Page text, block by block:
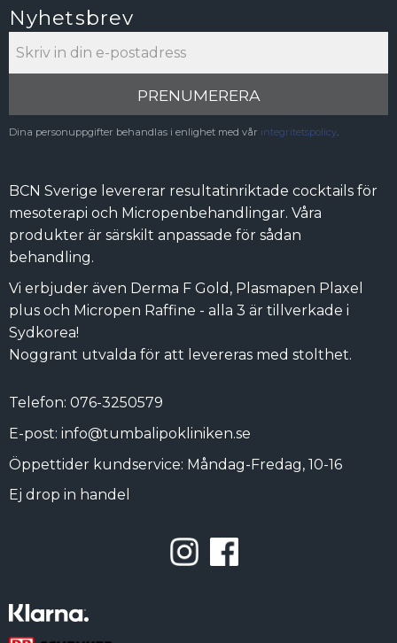
Nyhetsbrev
PRENUMERERA
Dina personuppgifter behandlas i enlighet med vår integritetspolicy.
BCN Sverige levererar resultatinriktade cocktails för
mesoterapi och Micropenbehandlingar. Våra
produkter är särskilt anpassade för sådan
behandling.
Vi erbjuder även Derma F Gold, Plasmapen Plaxel
plus och Micropen Raffine - alla 3 är tillverkade i
Sydkorea!
Noggrant utvalda för att levereras med stolthet.
Telefon: 076-3250579
E-post: info@tumbalipokliniken.se
Öppettider kundservice: Måndag-Fredag, 10-16
Ej drop in handel